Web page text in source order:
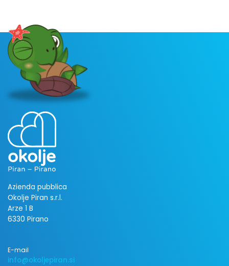
Azienda pubblica
Okolje Piran s.r.l.
Arze 1 B
6330 Pirano
E-mail
info@okoljepiran.si